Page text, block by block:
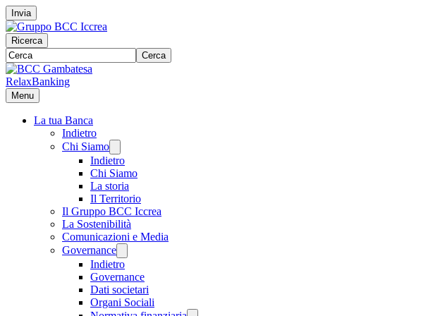
Invia
Ricerca
Cerca
RelaxBanking
Menu
La tua Banca
Indietro
Chi Siamo
Indietro
Chi Siamo
La storia
Il Territorio
Il Gruppo BCC Iccrea
La Sostenibilità
Comunicazioni e Media
Governance
Indietro
Governance
Dati societari
Organi Sociali